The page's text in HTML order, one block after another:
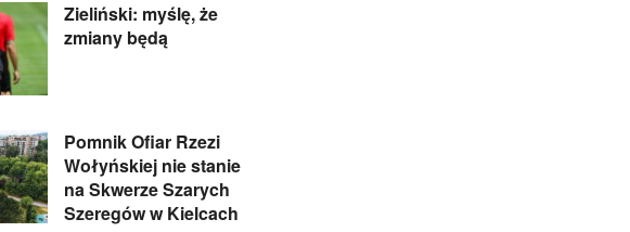
Zieliński: myślę, że
zmiany będą
Pomnik Ofiar Rzezi
Wołyńskiej nie stanie
na Skwerze Szarych
Szeregów w Kielcach